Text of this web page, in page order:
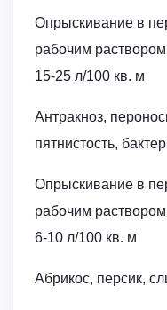
Опрыскивание в
рабочим
15-25 л/100 кв. м
Антракноз,
пятнистость,
Опрыскивание в
рабочим
6-10 л/100 кв. м
Абрикос, персик,